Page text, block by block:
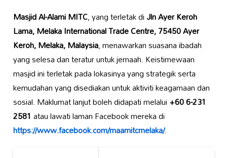
Masjid Al-Alami MITC, yang terletak diJln Ayer Keroh
Lama, Melaka International Trade Centre, 75450 Ayer
Keroh, Melaka, Malaysia, menawarkan suasana ibadah
yang selesa dan teratur untuk jemaah. Keistimewaan
masjid ini terletak pada lokasinya yang strategik serta
kemudahan yang disediakan untuk aktiviti keagamaan dan
sosial. Maklumat lanjut boleh didapati melalui+60 6-231
2581 atau lawati laman Facebook mereka di
https://www.facebook.com/maamitcmelaka/.